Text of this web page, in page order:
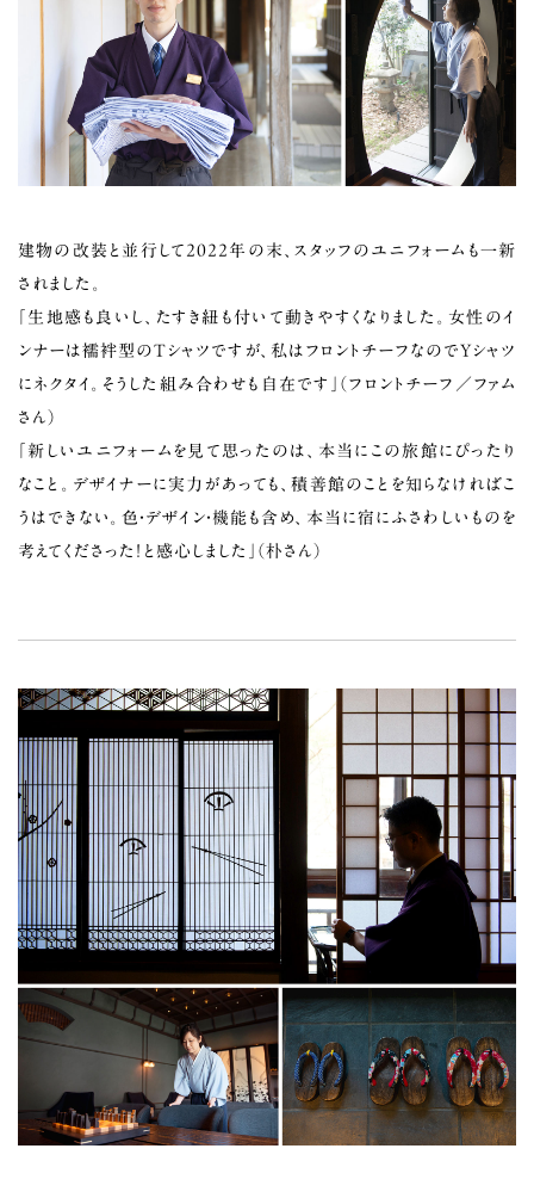
建物の改装と並行して2022年の末、スタッフのユニフォームも一新
されました。
「生地感も良いし、たすき紐も付いて動きやすくなりました。女性のイ
ンナーは襦袢型のTシャツですが、私はフロントチーフなのでYシャツ
にネクタイ。そうした組み合わせも自在です」（フロントチーフ／ファム
さん）
「新しいユニフォームを見て思ったのは、本当にこの旅館にぴったり
なこと。デザイナーに実力があっても、積善館のことを知らなければこ
うはできない。色・デザイン・機能も含め、本当に宿にふさわしいものを
考えてくださった！と感心しました」（朴さん）